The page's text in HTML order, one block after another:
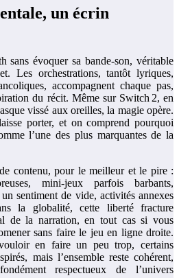
un écrin
sans évoquer sa bande-son, véritable
Les orchestrations, tantôt lyriques,
accompagnent chaque pas,
du récit. Même sur Switch 2, en
vissé aux oreilles, la magie opère.
porter, et on comprend pourquoi
l’une des plus marquantes de la
contenu, pour le meilleur et le pire :
mini‑jeux parfois barbants,
sentiment de vide, activités annexes
la globalité, cette liberté fracture
de la narration, en tout cas si vous
sans faire le jeu en ligne droite.
en faire un peu trop, certains
mais l’ensemble reste cohérent,
respectueux de l’univers